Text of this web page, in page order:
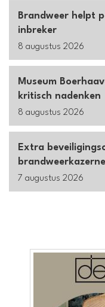
Brandweer helpt
inbreker
8 augustus 2026
Museum
kritisch nadenken
8 augustus 2026
Extra
7 augustus 2026